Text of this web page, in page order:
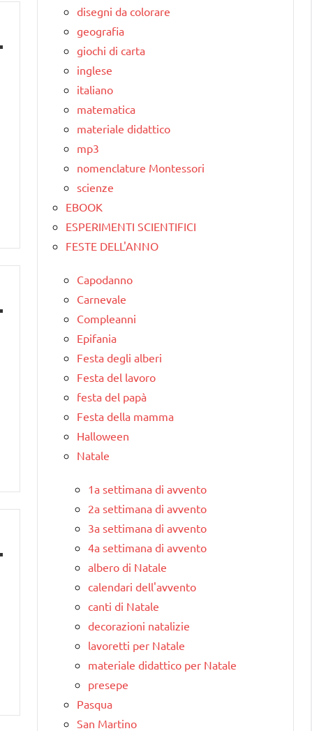
disegni da colorare
geografia
giochi di carta
inglese
italiano
matematica
materiale didattico
mp3
nomenclature Montessori
scienze
EBOOK
ESPERIMENTI SCIENTIFICI
FESTE DELL'ANNO
Capodanno
Carnevale
Compleanni
Epifania
Festa degli alberi
Festa del lavoro
festa del papà
Festa della mamma
Halloween
Natale
1a settimana di avvento
2a settimana di avvento
3a settimana di avvento
4a settimana di avvento
albero di Natale
calendari dell'avvento
canti di Natale
decorazioni natalizie
lavoretti per Natale
materiale didattico per Natale
presepe
Pasqua
San Martino